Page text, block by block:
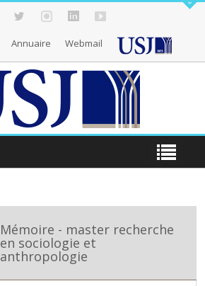
Annuaire Webmail
Mémoire - master recherche
en sociologie et
anthropologie